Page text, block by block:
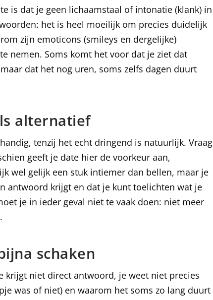
is dat je geen lichaamstaal of intonatie (klank) in
het is heel moeilijk om precies duidelijk
zijn emoticons (smileys en dergelijke)
nemen. Soms komt het voor dat je ziet dat
dat het nog uren, soms zelfs dagen duurt
alternatief
tenzij het echt dringend is natuurlijk. Vraag
geeft je date hier de voorkeur aan,
wel gelijk een stuk intiemer dan bellen, maar je
antwoord krijgt en dat je kunt toelichten wat je
je in ieder geval niet te vaak doen: niet meer
schaken
krijgt niet direct antwoord, je weet niet precies
was of niet) en waarom het soms zo lang duurt